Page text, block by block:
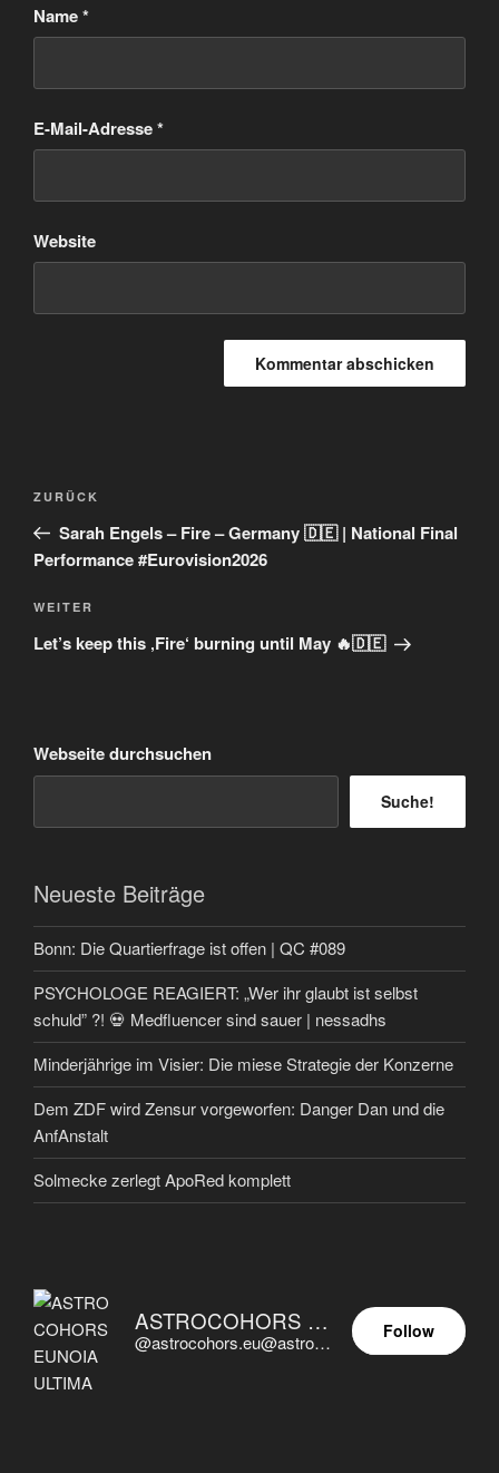
Name*
E-Mail-Adresse*
Website
Beitragsnavigation
Vorheriger
Beitrag
ZURÜCK
Sarah Engels – Fire – Germany 🇩🇪 | National Final
Performance #Eurovision2026
Nächster
Beitrag
WEITER
Let’s keep this ‚Fire‘ burning until May 🔥🇩🇪
Webseite durchsuchen
Suche!
Neueste Beiträge
Bonn: Die Quartierfrage ist offen | QC #089
PSYCHOLOGE REAGIERT: „Wer ihr glaubt ist selbst
schuld” ?! 💀 Medfluencer sind sauer | nessadhs
Minderjährige im Visier: Die miese Strategie der Konzerne
Dem ZDF wird Zensur vorgeworfen: Danger Dan und die
AnfAnstalt
Solmecke zerlegt ApoRed komplett
ASTROCOHORS EUNOIA ULTIMA
@astrocohors.eu@astrocohors.eu
Follow